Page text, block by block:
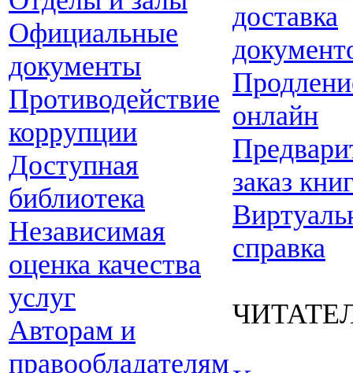
Официальные
документы
Противодействие
коррупции
Доступная
библиотека
Независимая
оценка качества
услуг
Авторам и
правообладателям
доставка
онлайн
заказ
справка